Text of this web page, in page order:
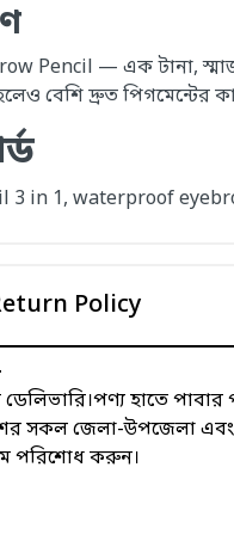
Pencil — এক টানা,
বেশি দ্রুত পিগমেন্টের
3 in 1, waterproof
Policy
ডেলিভারি।পণ্য হাতে
সকল জেলা-উপজেলা এবং
পরিশোধ করুন।